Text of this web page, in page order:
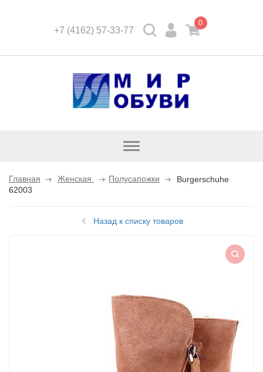
+7 (4162) 57-33-77
0
Открыть
Главная Женская Полусапожки
Burgerschuhe
62003
Назад к списку товаров